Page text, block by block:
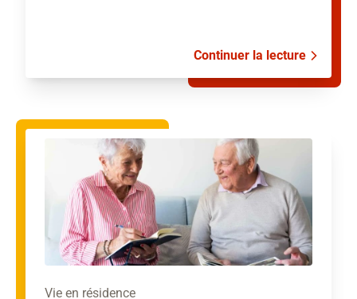
Continuer la lecture
Vie en résidence